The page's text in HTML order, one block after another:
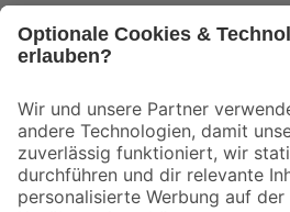
Der toom Newsletter: Keine Angebote und
Zur Newsletter Anmeldung